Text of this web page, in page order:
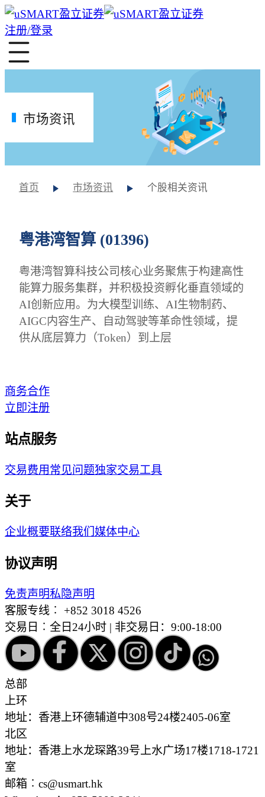
注册/登录
市场资讯
首页 市场资讯 个股相关资讯
粤港湾智算 (01396)
粤港湾智算科技公司核心业务聚焦于构建高性
能算力服务集群，并积极投资孵化垂直领域的
AI创新应用。为大模型训练、AI生物制药、
AIGC内容生产、自动驾驶等革命性领域，提
供从底层算力（Token）到上层
商务合作
立即注册
站点服务
交易费用常见问题独家交易工具
关于
企业概要联络我们 媒体中心
协议声明
免责声明私隐声明
客服专线︰ +852 3018 4526
交易日︰全日24小时 | 非交易日：9:00-18:00
总部
上环
地址：香港上环德辅道中308号24楼2405-06室
北区
地址：香港上水龙琛路39号上水广场17楼1718-1721
室
邮箱︰cs@usmart.hk